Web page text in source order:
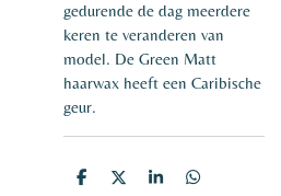
gedurende de dag meerdere
keren te veranderen van
model. De Green Matt
haarwax heeft een Caribische
geur.
D
D
S
D